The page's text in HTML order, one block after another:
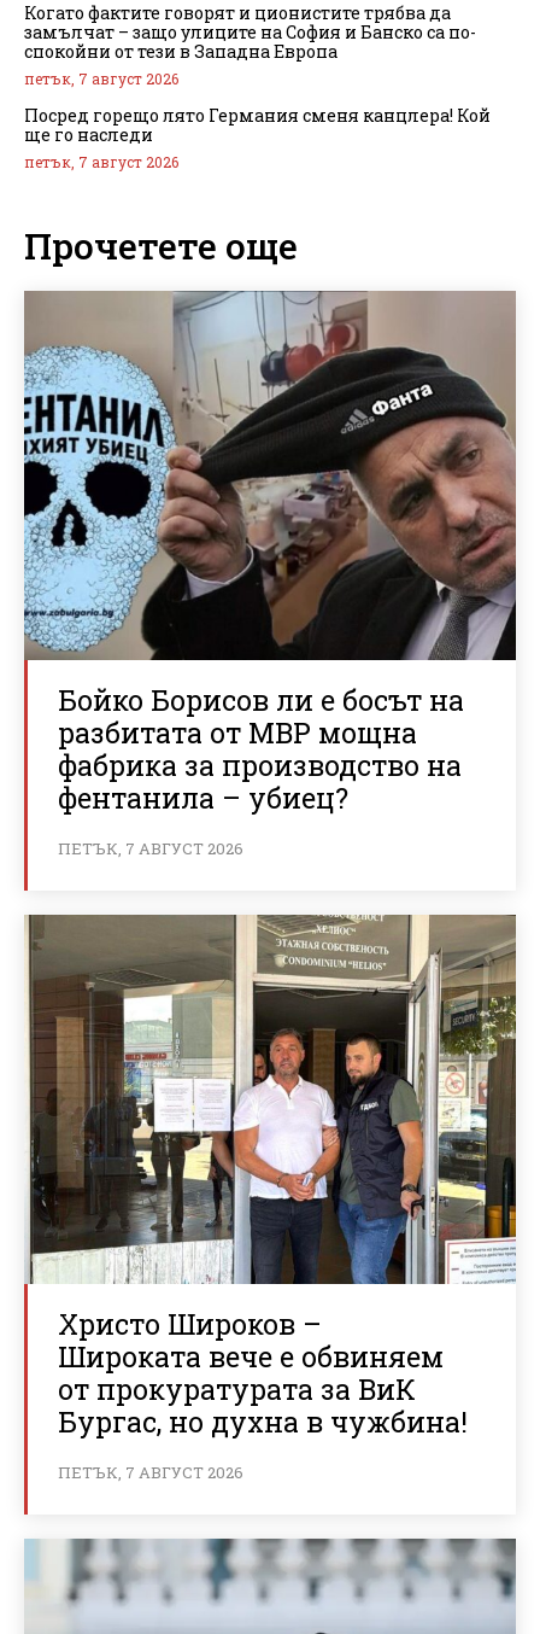
Когато фактите говорят и ционистите трябва да
замълчат – защо улиците на София и Банско са по-
спокойни от тези в Западна Европа
петък, 7 август 2026
Посред горещо лято Германия сменя канцлера! Кой
ще го наследи
петък, 7 август 2026
Прочетете още
Бойко Борисов ли е босът на
разбитата от МВР мощна
фабрика за производство на
фентанила – убиец?
ПЕТЪК, 7 АВГУСТ 2026
Христо Широков –
Широката вече е обвиняем
от прокуратурата за ВиК
Бургас, но духна в чужбина!
ПЕТЪК, 7 АВГУСТ 2026